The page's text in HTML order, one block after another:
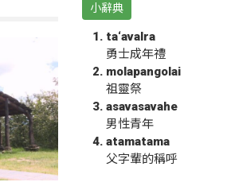
小辭典
ta‘avalra
勇士成年禮
molapangolai
祖靈祭
asavasavahe
男性青年
atamatama
父字輩的稱呼